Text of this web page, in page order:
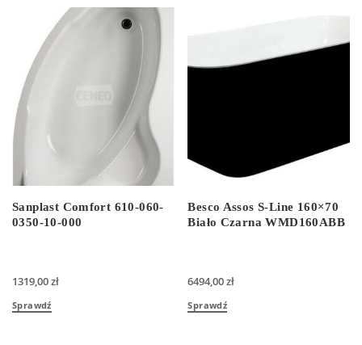
Sanplast Comfort 610-060-
0350-10-000
1319,00zł
Sprawdź
Besco Assos S-Line 160×70
Biało Czarna WMD160ABB
6494,00zł
Sprawdź